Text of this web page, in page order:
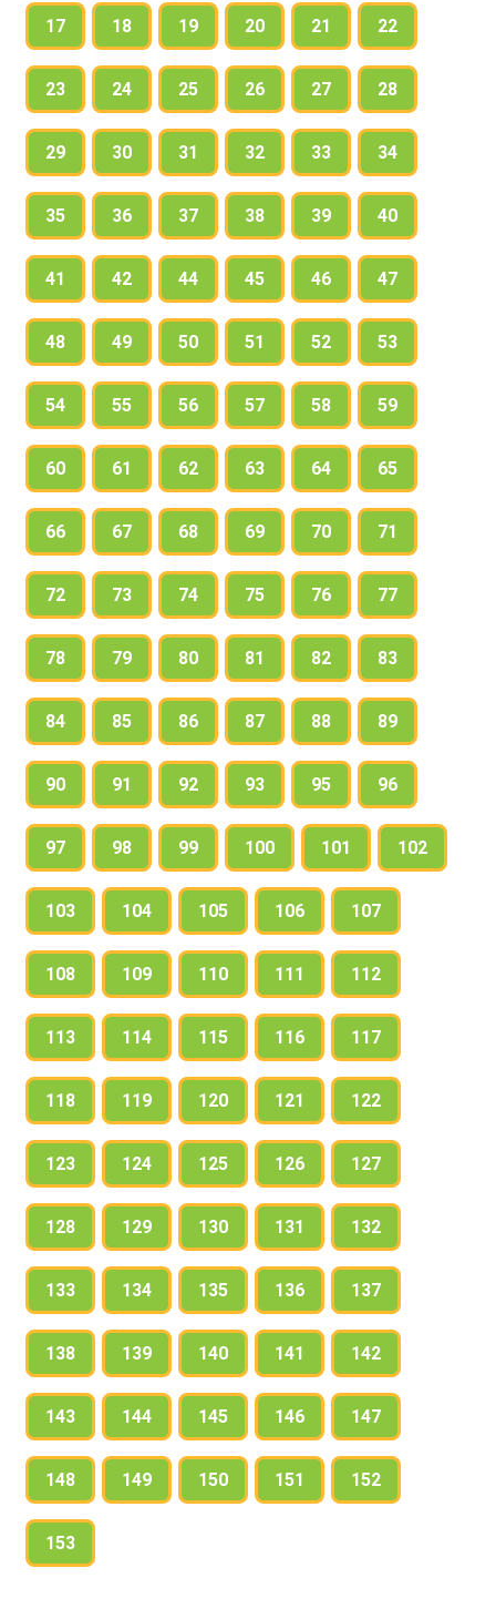
17 18 19 20 21 22
23 24 25 26 27 28
29 30 31 32 33 34
35 36 37 38 39 40
41 42 44 45 46 47
48 49 50 51 52 53
54 55 56 57 58 59
60 61 62 63 64 65
66 67 68 69 70 71
72 73 74 75 76 77
78 79 80 81 82 83
84 85 86 87 88 89
90 91 92 93 95 96
97 98 99 100 101 102
103 104 105 106 107
108 109 110 111 112
113 114 115 116 117
118 119 120 121 122
123 124 125 126 127
128 129 130 131 132
133 134 135 136 137
138 139 140 141 142
143 144 145 146 147
148 149 150 151 152
153